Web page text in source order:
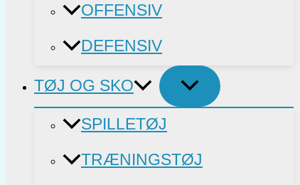
OFFENSIV
DEFENSIV
TØJ OG SKO
SPILLETØJ
TRÆNINGSTØJ